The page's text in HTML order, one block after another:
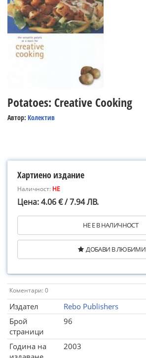
Potatoes: Creative Cooking
Автор: Колектив
Хартиено издание
Наличност: НЕ
Цена: 4.06 € / 7.94 ЛВ.
НЕ Е В НАЛИЧНОСТ
ДОБАВИ В ЛЮБИМИ
Коментари: 0
Издател
Rebo Publishers
Брой
страници
96
Година на
2003